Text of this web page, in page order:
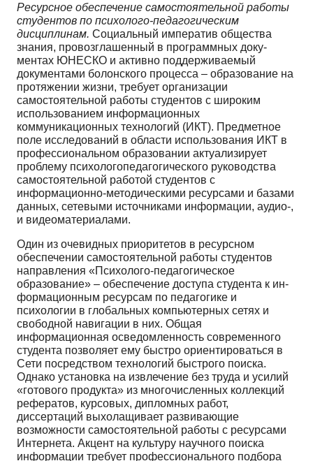
Ресурсное обеспечение самостоятельной работы
студентов по психолого-педагогическим
дисциплинам. Социальный императив общества
знания, провозглашенный в программных доку­
ментах ЮНЕСКО и активно поддерживаемый
документами болонского процесса – образование на
протяжении жизни, требует организации
самостоятельной работы студентов с широким
использо­ванием информационных
коммуникационных технологий (ИКТ). Предметное
поле исследований в области использования ИКТ в
профессиональном образовании актуализирует
проблему психолого­педагогического руководства
самостоятельной работой студентов с
информационно-методическими ресурсами и базами
данных, сетевыми источниками информации, аудио-,
и видеоматериалами.
Один из очевидных приоритетов в ресурсном
обеспечении самостоятельной работы студен­тов
направления «Психолого-педагогическое
образование» – обеспечение доступа студента к ин­
формационным ресурсам по педагогике и
психологии в глобальных компьютерных сетях и
свобод­ной навигации в них. Общая
информационная осведомленность современного
студента позволяет ему быстро ориентироваться в
Сети посредством технологий быстрого поиска.
Однако установка на извлечение без труда и усилий
«готового продукта» из многочисленных коллекций
рефератов, курсовых, дипломных работ,
диссертаций выхолащивает развивающие
возможности самостоятель­ной работы с ресурсами
Интернета. Акцент на культуру научного поиска
информации требует про­фессионального подбора